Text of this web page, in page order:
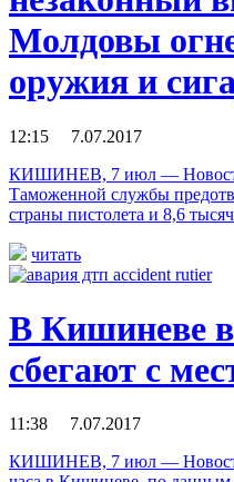
Молдовы
оружия и
12:15 7.07.2017
КИШИНЕВ, 7 июл —
Таможенной службы
страны пистолета и 8,6
читать
В Кишиневе
сбегают с
11:38 7.07.2017
КИШИНЕВ, 7 июл —